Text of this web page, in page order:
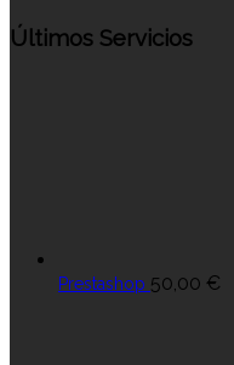
Últimos Servicios
Prestashop 50,00 €